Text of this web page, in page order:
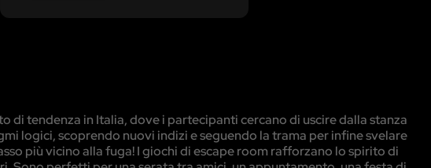
di tendenza in Italia, dove i partecipanti cercano di uscire dalla stanza
logici, scoprendo nuovi indizi e seguendo la trama per infine svelare
più vicino alla fuga! I giochi di escape room rafforzano lo spirito di